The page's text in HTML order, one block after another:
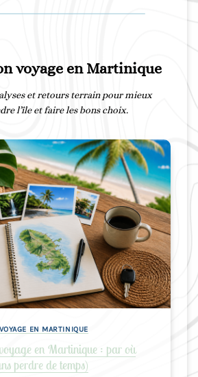
voyage en Martinique
et retours terrain pour mieux
l’île et faire les bons choix.
EN MARTINIQUE
en Martinique : par où
perdre de temps)